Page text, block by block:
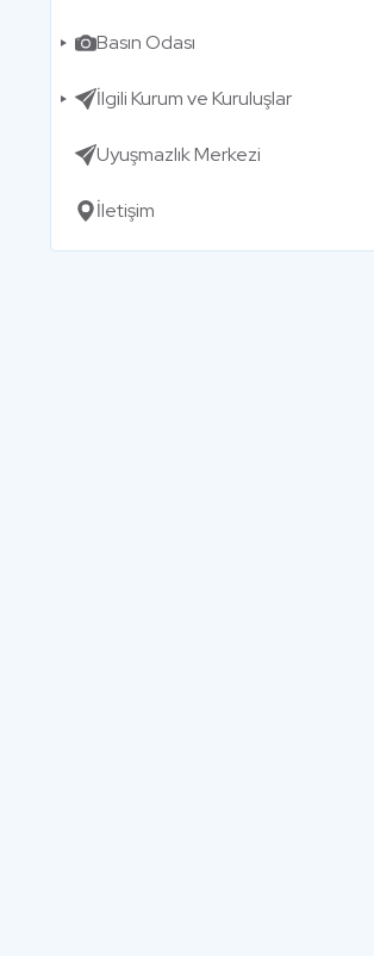
Basın Odası
İlgili Kurum ve Kuruluşlar
Uyuşmazlık Merkezi
İletişim